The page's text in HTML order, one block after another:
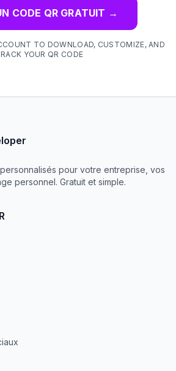
CODE QR GRATUIT →
TO DOWNLOAD, CUSTOMIZE, AND
YOUR QR CODE
pour votre entreprise, vos
personnel. Gratuit et simple.